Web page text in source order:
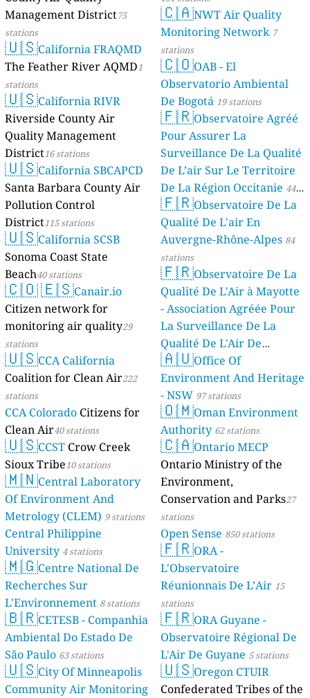
Management District75
stations
🇺🇸California FRAQMD
The Feather River AQMD1
stations
🇺🇸California RIVR
Riverside County Air
Quality Management
District16 stations
🇺🇸California SBCAPCD
Santa Barbara County Air
Pollution Control
District115 stations
🇺🇸California SCSB
Sonoma Coast State
Beach40 stations
🇨🇴🇪🇸Canair.io
Citizen network for
monitoring air quality29
stations
🇺🇸CCA California
Coalition for Clean Air222
stations
CCA Colorado Citizens for
Clean Air40 stations
🇺🇸CCST Crow Creek
Sioux Tribe10 stations
🇲🇳Central Laboratory
Of Environment And
Metrology (CLEM) 9 stations
Central Philippine
University 4 stations
🇲🇬Centre National De
Recherches Sur
L'Environnement 8 stations
🇧🇷CETESB - Companhia
Ambiental Do Estado De
São Paulo 63 stations
🇺🇸City Of Minneapolis
Community Air Monitoring
🇨🇦NWT Air Quality
Monitoring Network 7
stations
🇨🇴OAB - El
Observatorio Ambiental
De Bogotá 19 stations
🇫🇷Observatoire Agréé
Pour Assurer La
Surveillance De La Qualité
De L’air Sur Le Territoire
De La Région Occitanie 44
stations
🇫🇷Observatoire De La
Qualité De L'air En
Auvergne-Rhône-Alpes 84
stations
🇫🇷Observatoire De La
Qualité De L'Air à Mayotte
- Association Agréée Pour
La Surveillance De La
Qualité De L'Air De
Mayotte 4 stations
🇦🇺Office Of
Environment And Heritage
- NSW 97 stations
🇴🇲Oman Environment
Authority 62 stations
🇨🇦Ontario MECP
Ontario Ministry of the
Environment,
Conservation and Parks27
stations
Open Sense 850 stations
🇫🇷ORA -
L'Observatoire
Réunionnais De L’Air 15
stations
🇫🇷ORA Guyane -
Observatoire Régional De
L'Air De Guyane 5 stations
🇺🇸Oregon CTUIR
Confederated Tribes of the